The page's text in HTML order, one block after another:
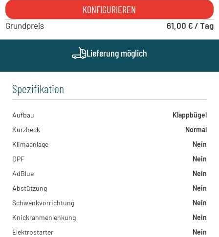
Huppenkothen - Wiener Neudorf
Hondastraße 10, 2351 - Wiener Neudorf , AT
Huppenkothen - Dobl
Huppenkothen - Thalgau
Plainfelderstraße 26, 5303 - Thalgau , AT
Oberegging 8, 3254 - Bergland bei Ybbs , AT
Huppenkothen - Lauterach
Bundesstraße 117, 6923 - Lauterach , AT
Julius-Raab-Straße 24, 2203 - Großebersdorf , AT
Huppenkothen - Hörsching (OÖ Ost)
Am Kirchenholz 3, 4063 - Hörsching , AT
KONFIGURIEREN
Grundpreis 61,00 € / Tag
Lieferung möglich
Spezifikation
Aufbau
Klappbügel
Kurzheck
Normal
Klimaanlage
Nein
DPF
Nein
AdBlue
Nein
Abstützung
Nein
Schwenkvorrichtung
Nein
Knickrahmenlenkung
Nein
Elektrostarter
Nein